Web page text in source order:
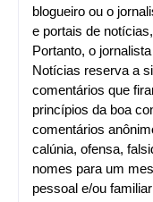
blogueiro ou o
e portais de
Portanto, o
Notícias reserva a
comentários que
princípios da boa
comentários
calúnia, ofensa,
nomes para um
pessoal e/ou